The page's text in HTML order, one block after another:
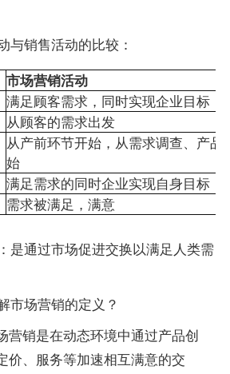
销售活动的比较：
市场营销活动
满足顾客需求，同时实现企业目标
从顾客的需求出发
从产前环节开始，从需求调查、产品
始
满足需求的同时企业实现自身目标
需求被满足，满意
通过市场促进交换以满足人类需
场营销的定义？
销是在动态环境中通过产品创
价、服务等加速相互满意的交